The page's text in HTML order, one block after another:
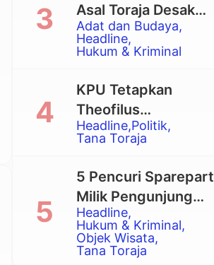
Adat dan Budaya
Headline
Hukum & Kriminal
Asal Toraja Desak
Mahkamah Agung
Larang Penggunaan
Eksekusi Rumah
Adat Tongkonan
Headline Politik
Tana Toraja
KPU Tetapkan
Theofilus
Allorerung dan
Zadrak Tombe
sebagai Bupati dan
Wakil Bupati Tana
Toraja Terpilih
Headline
Hukum & Kriminal
Objek Wisata
Tana Toraja
5 Pencuri Sparepart
Milik Pengunjung
Objek Wisata
Pango-Pango
Ditangkap Polisi